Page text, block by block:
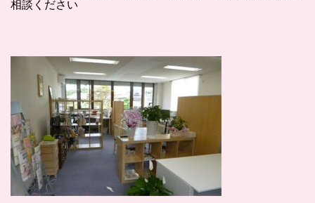
相談ください